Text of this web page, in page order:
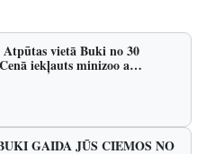
Atpūtas vietā Buki no 30
iekļauts minizoo a…
GAIDA JŪS CIEMOS NO